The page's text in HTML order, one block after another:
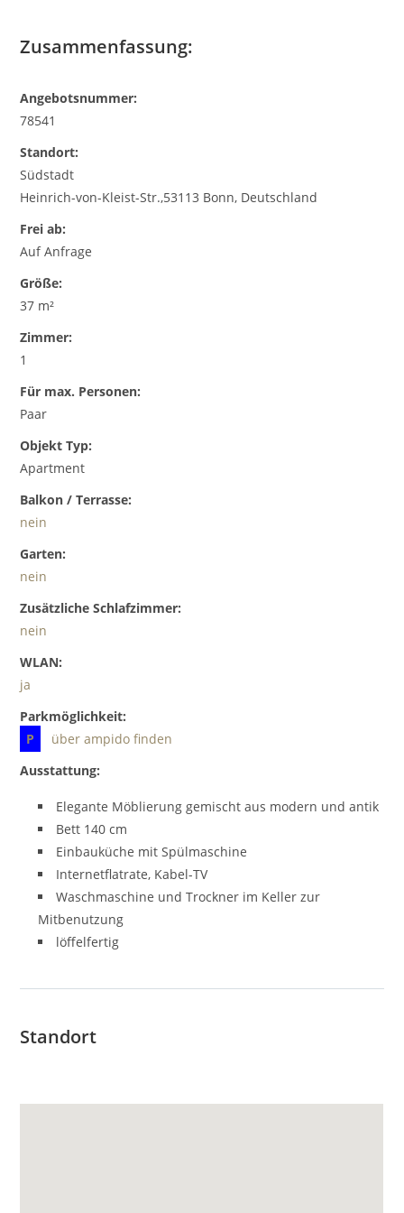
Zusammenfassung:
Angebotsnummer:
78541
Standort:
Südstadt
Heinrich-von-Kleist-Str.,53113 Bonn, Deutschland
Frei ab:
Auf Anfrage
Größe:
37 m²
Zimmer:
1
Für max. Personen:
Paar
Objekt Typ:
Apartment
Balkon / Terrasse:
nein
Garten:
nein
Zusätzliche Schlafzimmer:
nein
WLAN:
ja
Parkmöglichkeit:
P
über ampido finden
Ausstattung:
Elegante Möblierung gemischt aus modern und antik
Bett 140 cm
Einbauküche mit Spülmaschine
Internetflatrate, Kabel-TV
Waschmaschine und Trockner im Keller zur
Mitbenutzung
löffelfertig
Standort